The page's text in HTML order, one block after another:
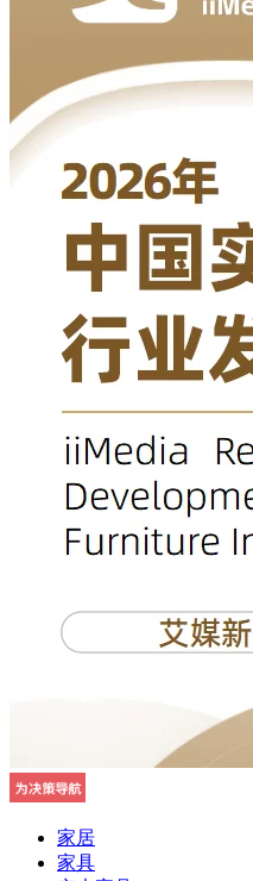
家居
家具